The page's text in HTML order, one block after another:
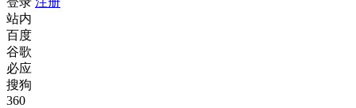
站内
百度
谷歌
必应
搜狗
360